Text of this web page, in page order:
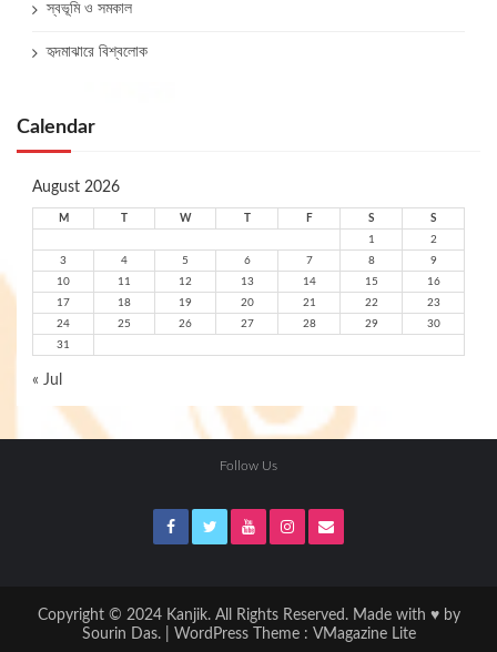
স্বভূমি ও সমকাল
হৃদমাঝারে বিশ্বলোক
Calendar
August 2026
M W F S
S
1
2
3
4 5 6 7 8
9
10
11 12 13 14 15
16
17
18 19 20 21 22
23
24
25 26 27 28 29
30
31
« Jul
Follow Us
Copyright © 2024 Kanjik. All Rights Reserved. Made with ♥ by
Sourin Das. | WordPress Theme : VMagazine Lite